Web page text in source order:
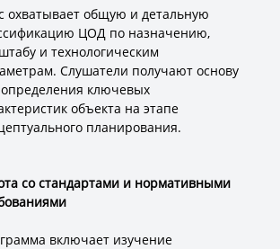
охватывает общую и детальную
ЦОД по назначению,
и технологическим
Слушатели получают основу
ключевых
объекта на этапе
планирования.
со стандартами и нормативными
включает изучение